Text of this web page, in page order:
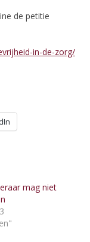
de petitie
in-de-zorg/
mag niet